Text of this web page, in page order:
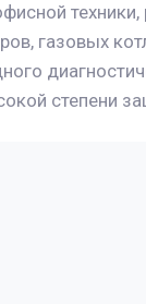
газовых
степени